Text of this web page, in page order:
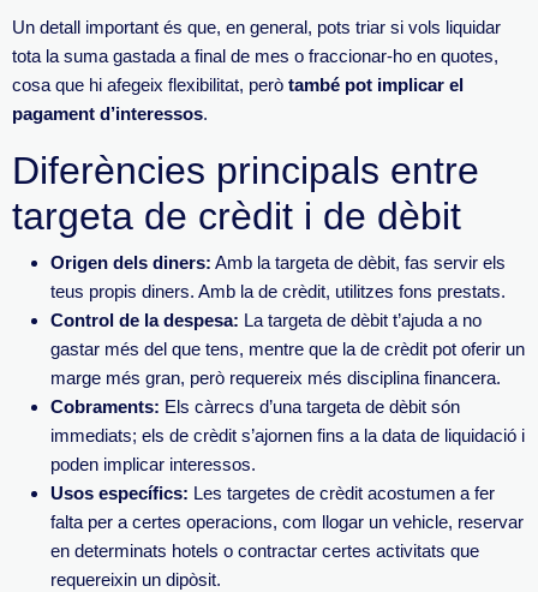
Un detall important és que, en general, pots triar si vols liquidar
tota la suma gastada a final de mes o fraccionar-ho en quotes,
cosa que hi afegeix flexibilitat, però també pot implicar el
pagament d’interessos.
Diferències principals entre
targeta de crèdit i de dèbit
Origen dels diners: Amb la targeta de dèbit, fas servir els
teus propis diners. Amb la de crèdit, utilitzes fons prestats.
Control de la despesa: La targeta de dèbit t’ajuda a no
gastar més del que tens, mentre que la de crèdit pot oferir un
marge més gran, però requereix més disciplina financera.
Cobraments: Els càrrecs d’una targeta de dèbit són
immediats; els de crèdit s’ajornen fins a la data de liquidació i
poden implicar interessos.
Usos específics: Les targetes de crèdit acostumen a fer
falta per a certes operacions, com llogar un vehicle, reservar
en determinats hotels o contractar certes activitats que
requereixin un dipòsit.